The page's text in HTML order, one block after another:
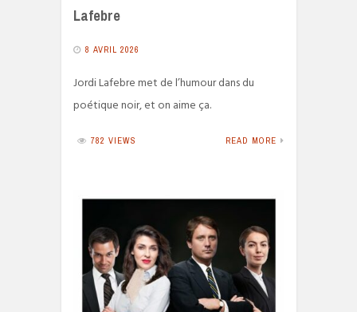
Lafebre
8 AVRIL 2026
Jordi Lafebre met de l’humour dans du
poétique noir, et on aime ça.
782 VIEWS READ MORE